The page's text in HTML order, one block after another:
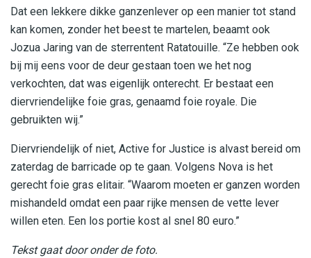
Dat een lekkere dikke ganzenlever op een manier tot stand
kan komen, zonder het beest te martelen, beaamt ook
Jozua Jaring van de sterrentent Ratatouille. “Ze hebben ook
bij mij eens voor de deur gestaan toen we het nog
verkochten, dat was eigenlijk onterecht. Er bestaat een
diervriendelijke foie gras, genaamd foie royale. Die
gebruikten wij.”
Diervriendelijk of niet, Active for Justice is alvast bereid om
zaterdag de barricade op te gaan. Volgens Nova is het
gerecht foie gras elitair. “Waarom moeten er ganzen worden
mishandeld omdat een paar rijke mensen de vette lever
willen eten. Een los portie kost al snel 80 euro.”
Tekst gaat door onder de foto.